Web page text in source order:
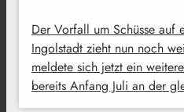
Der Vorfall um Schüsse
Ingolstadt zieht nun noch
meldete sich jetzt ein
bereits Anfang Juli an der